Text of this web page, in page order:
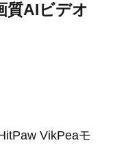
質AIビデオ
VikPeaモ